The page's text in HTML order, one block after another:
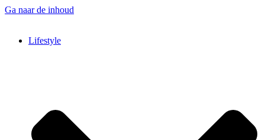
Ga naar de inhoud
Lifestyle